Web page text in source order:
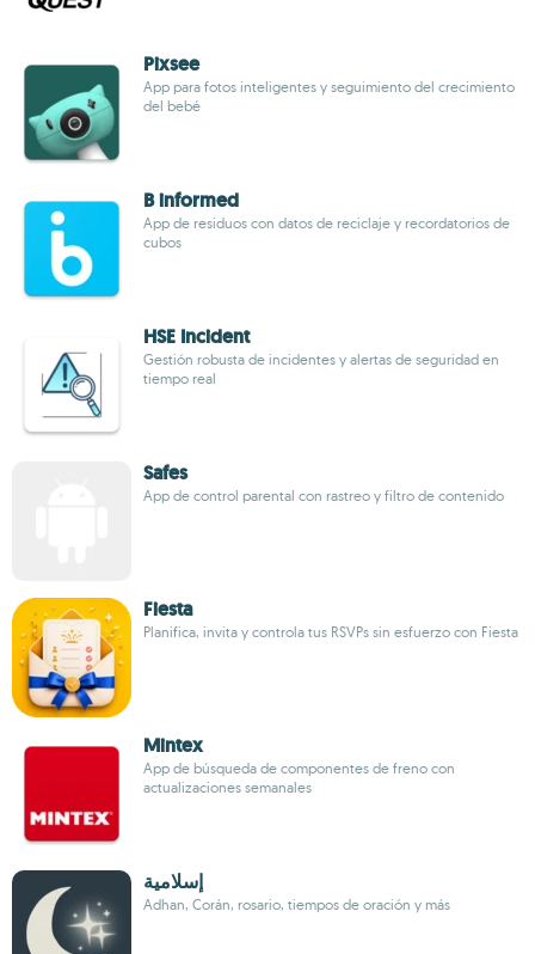
Pixsee
App para fotos inteligentes y seguimiento del crecimiento
del bebé
B informed
App de residuos con datos de reciclaje y recordatorios de
cubos
HSE Incident
Gestión robusta de incidentes y alertas de seguridad en
tiempo real
Safes
App de control parental con rastreo y filtro de contenido
Fiesta
Planifica, invita y controla tus RSVPs sin esfuerzo con Fiesta
Mintex
App de búsqueda de componentes de freno con
actualizaciones semanales
إسلامية
Adhan, Corán, rosario, tiempos de oración y más